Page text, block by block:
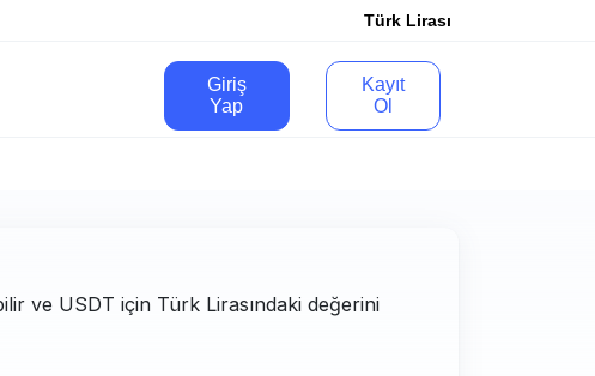
Türk Lirası
Giriş
Yap
Kayıt
Ol
ve USDT için Türk Lirasındaki değerini